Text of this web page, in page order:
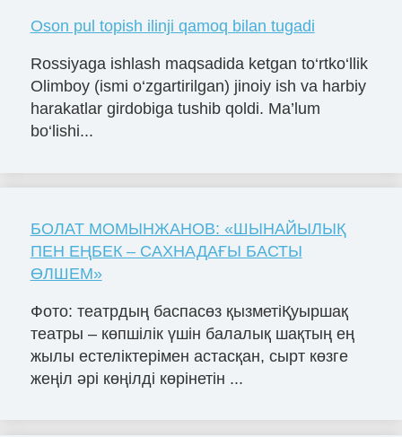
Oson pul topish ilinji qamoq bilan tugadi
Rossiyaga ishlash maqsadida ketgan to‘rtko‘llik
Olimboy (ismi o‘zgartirilgan) jinoiy ish va harbiy
harakatlar girdobiga tushib qoldi. Ma’lum
bo‘lishi...
БОЛАТ МОМЫНЖАНОВ: «ШЫНАЙЫЛЫҚ
ПЕН ЕҢБЕК – САХНАДАҒЫ БАСТЫ
ӨЛШЕМ»
Фото: театрдың баспасөз қызметіҚуыршақ
театры – көпшілік үшін балалық шақтың ең
жылы естеліктерімен астасқан, сырт көзге
жеңіл әрі көңілді көрінетін ...